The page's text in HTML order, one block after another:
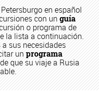
en español
con unguía
o programa de
la lista a continuación.
sus necesidades
unprograma
que su viaje a Rusia